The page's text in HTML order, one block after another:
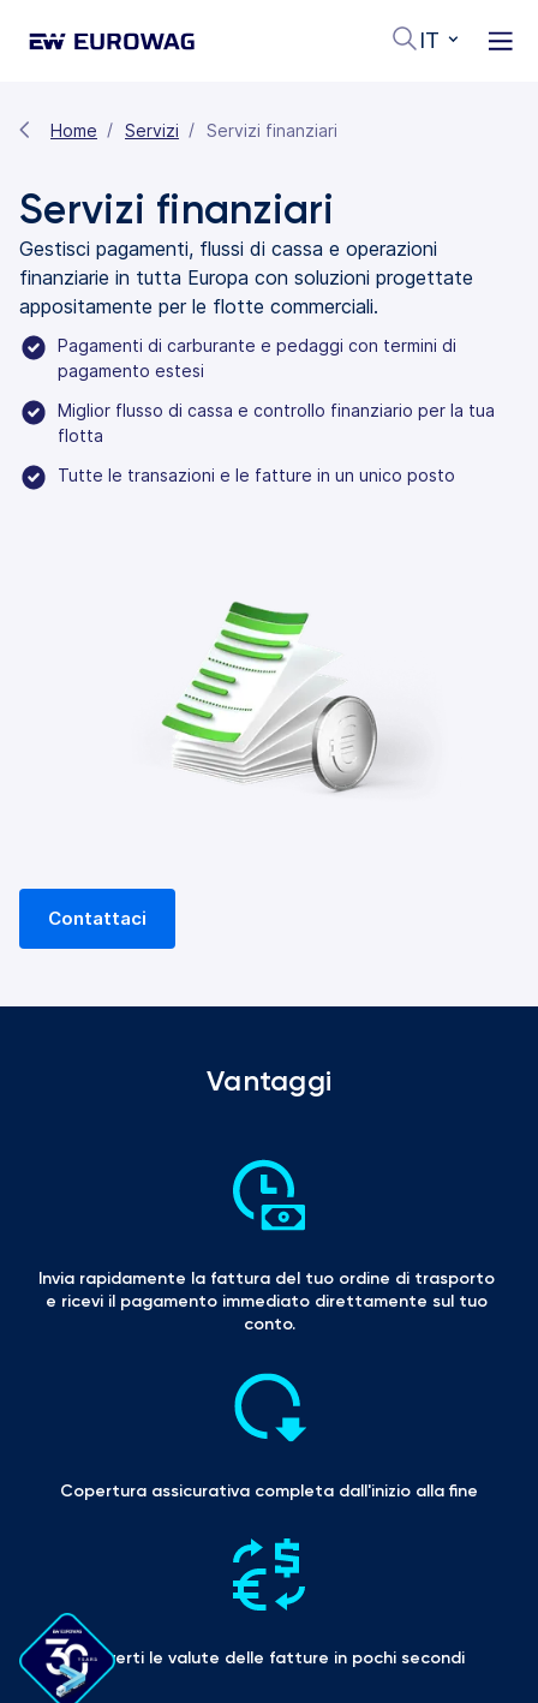
IT
Home Servizi Servizi finanziari
Servizi finanziari
Gestisci pagamenti, flussi di cassa e operazioni
finanziarie in tutta Europa con soluzioni progettate
appositamente per le flotte commerciali.
Pagamenti di carburante e pedaggi con termini di
pagamento estesi
Miglior flusso di cassa e controllo finanziario per la tua
flotta
Tutte le transazioni e le fatture in un unico posto
Contattaci
Vantaggi
Invia rapidamente la fattura del tuo ordine di trasporto
e ricevi il pagamento immediato direttamente sul tuo
conto.
Copertura assicurativa completa dall'inizio alla fine
Converti le valute delle fatture in pochi secondi